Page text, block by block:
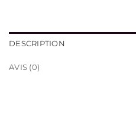
DESCRIPTION
AVIS (0)